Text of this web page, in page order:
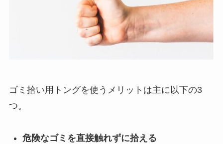
ゴミ拾い用トングを使うメリットは主に以下の3
つ。
危険なゴミを直接触れずに拾える